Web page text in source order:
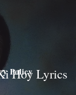
Policy
Hoy Lyrics